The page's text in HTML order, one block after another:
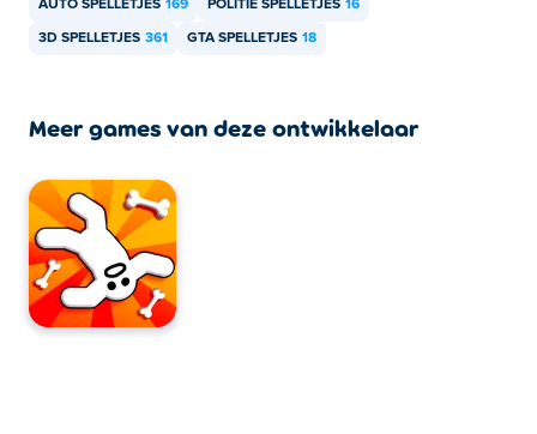
AUTO SPELLETJES 169 POLITIE SPELLETJES 16
3D SPELLETJES 361 GTA SPELLETJES 18
Meer games van deze ontwikkelaar